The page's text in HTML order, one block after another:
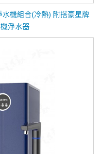
機組合(冷熱) 附搭豪星牌
淨水器